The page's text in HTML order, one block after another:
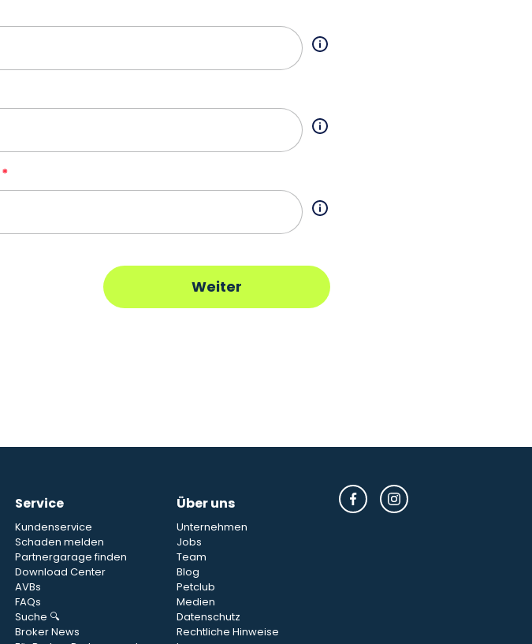
Weiter
Service
Kundenservice
Schaden melden
Partnergarage finden
Download Center
AVBs
FAQs
Suche 🔍
Broker News
Über uns
Unternehmen
Jobs
Team
Blog
Petclub
Medien
Datenschutz
Rechtliche Hinweise